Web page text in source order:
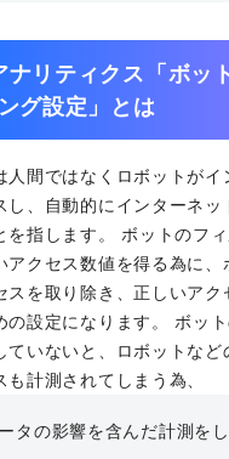
リティクス「ボッ
グ設定」とは
人間ではなくロボットがイ
し、自動的にインターネッ
を指します。 ボットのフ
アクセス数値を得る為に、
スを取り除き、正しいアク
の設定になります。 ボッ
ていないと、ロボットなど
計測されてしまう為、
タの影響を含んだ計測を